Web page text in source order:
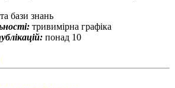
бази знань
тривимірна графіка
понад 10